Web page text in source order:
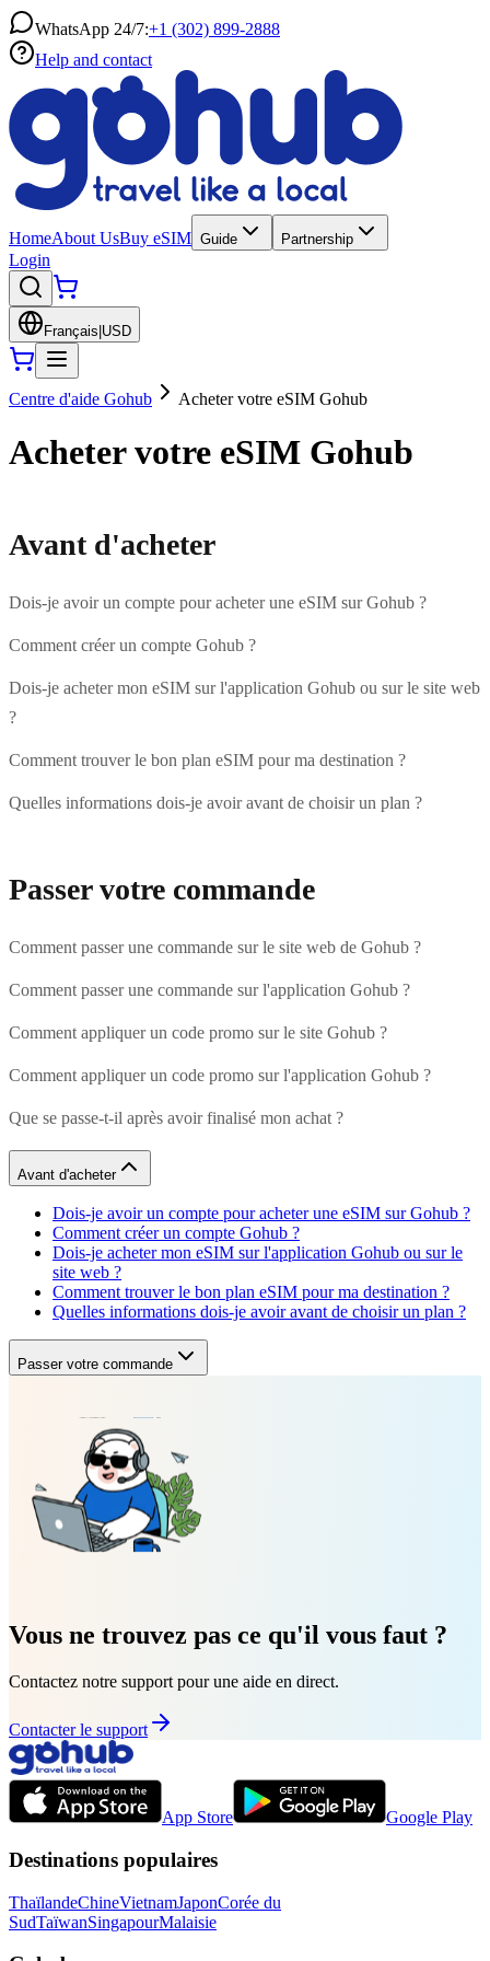
WhatsApp 24/7:+1 (302) 899-2888
Help and contact
HomeAbout UsBuy eSIM Guide Partnership
Login
Français USD
Centre d'aide Gohub Acheter votre eSIM Gohub
Acheter votre eSIM Gohub
Avant d'acheter
Dois-je avoir un compte pour acheter une eSIM sur Gohub ?
Comment créer un compte Gohub ?
Dois-je acheter mon eSIM sur l'application Gohub ou sur le site web
?
Comment trouver le bon plan eSIM pour ma destination ?
Quelles informations dois-je avoir avant de choisir un plan ?
Passer votre commande
Comment passer une commande sur le site web de Gohub ?
Comment passer une commande sur l'application Gohub ?
Comment appliquer un code promo sur le site Gohub ?
Comment appliquer un code promo sur l'application Gohub ?
Que se passe-t-il après avoir finalisé mon achat ?
Avant d'acheter
Dois-je avoir un compte pour acheter une eSIM sur Gohub ?
Comment créer un compte Gohub ?
Dois-je acheter mon eSIM sur l'application Gohub ou sur le
site web ?
Comment trouver le bon plan eSIM pour ma destination ?
Quelles informations dois-je avoir avant de choisir un plan ?
Passer votre commande
Vous ne trouvez pas ce qu'il vous faut ?
Contactez notre support pour une aide en direct.
Contacter le support
App Store Google Play
Destinations populaires
ThaïlandeChineVietnamJaponCorée du
SudTaïwanSingapourMalaisie